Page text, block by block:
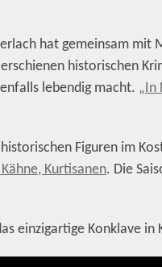
hat gemeinsam mit
historischen
lebendig macht. „In
Figuren im
Kurtisanen. Die
einzigartige Konklave in